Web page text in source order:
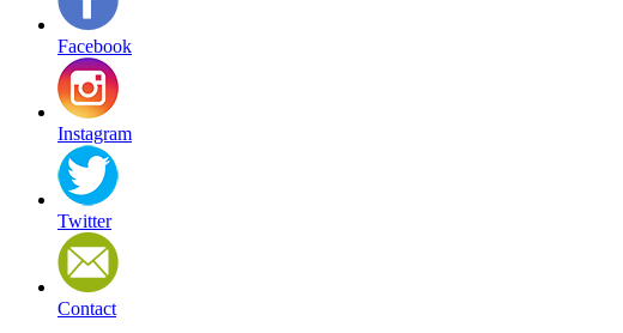
Facebook
Instagram
Twitter
Contact